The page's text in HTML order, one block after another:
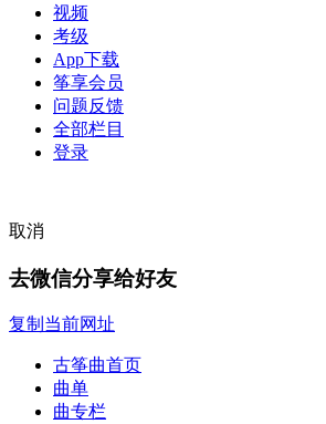
视频
考级
App下载
筝享会员
问题反馈
全部栏目
登录
取消
去微信分享给好友
复制当前网址
古筝曲首页
曲单
曲专栏